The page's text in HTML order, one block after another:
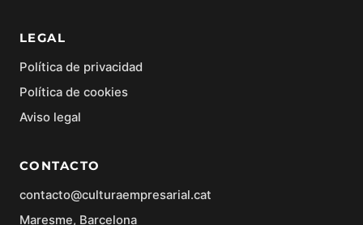
LEGAL
Política de privacidad
Política de cookies
Aviso legal
CONTACTO
contacto@culturaempresarial.cat
Maresme, Barcelona